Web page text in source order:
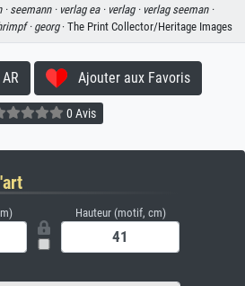
· seemann · verlag ea · verlag · verlag seeman ·
· georg· The Print Collector/Heritage Images
Ajouter aux Favoris
0 Avis
Hauteur (motif, cm)